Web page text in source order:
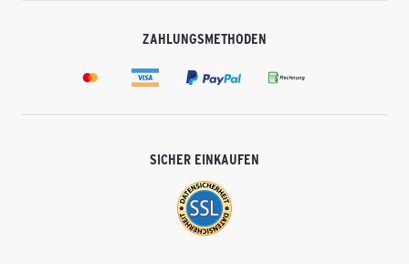
ZAHLUNGSMETHODEN
SICHER EINKAUFEN